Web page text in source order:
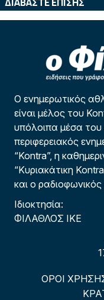
Ο ενημερωτικός
είναι μέλος του
υπόλοιπα μέσα του
περιφερειακός
“Kontra”, η
“Κυριακάτικη
και ο
Ιδιοκτησία:
ΦΙΛΑΘΛΟΣ ΙΚΕ
ΟΡΟΙ